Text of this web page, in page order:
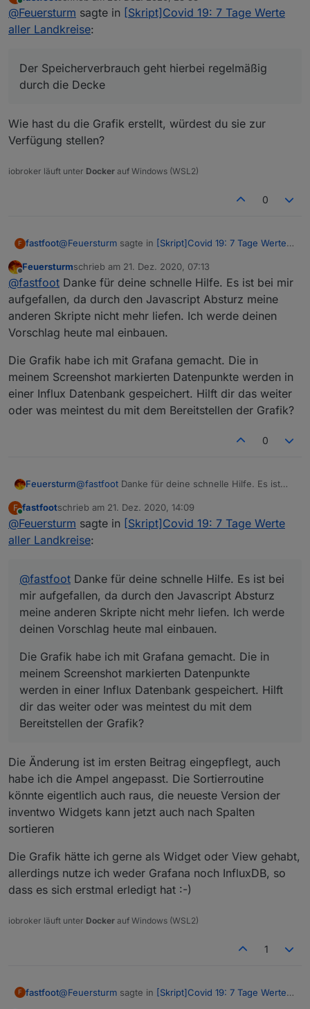
Fehler im Log abstürzt.
In den letzten Tagen hab ich angefagen alle
Heute um ca. 15:30 Uhr hab ich das Corona 7
Tages Skript (Version vom 7.11) aktiviert und
mittlerweile hat sich javascript wieder
hierbei regelmäßig durch die Decke teilweise bis
zu 1 GByte für die Instanz.
@fastfootWelche Javascript Version nutzt du?
Online zuletzt editiert von
@Feuersturm sagte in [Skript]Covid 19: 7 Tage Werte
aller Landkreise:
Der Speicherverbrauch geht hierbei regelmäßig
durch die Decke
Wie hast du die Grafik erstellt, würdest du sie zur
Verfügung stellen?
iobroker läuft unter Docker auf Windows (WSL2)
0
F fastfoot@Feuersturm sagte in [Skript]Covid 19: 7 Tage Werte
Der Speicherverbrauch geht hierbei regelmäßig
durch die Decke
Wie hast du die Grafik erstellt, würdest du sie zur
Verfügung stellen?
Offline
Feuersturmschrieb am 21. Dez. 2020, 07:13
zuletzt editiert von
@fastfoot Danke für deine schnelle Hilfe. Es ist bei mir
aufgefallen, da durch den Javascript Absturz meine
anderen Skripte nicht mehr liefen. Ich werde deinen
Vorschlag heute mal einbauen.
Die Grafik habe ich mit Grafana gemacht. Die in
meinem Screenshot markierten Datenpunkte werden in
einer Influx Datenbank gespeichert. Hilft dir das weiter
oder was meintest du mit dem Bereitstellen der Grafik?
0
Feuersturm@fastfoot Danke für deine schnelle Hilfe. Es ist
Absturz meine anderen Skripte nicht mehr liefen.
Ich werde deinen Vorschlag heute mal einbauen.
Die Grafik habe ich mit Grafana gemacht. Die in
meinem Screenshot markierten Datenpunkte
werden in einer Influx Datenbank gespeichert.
F
Online
fastfootschrieb am 21. Dez. 2020, 14:09
zuletzt editiert von
@Feuersturm sagte in [Skript]Covid 19: 7 Tage Werte
aller Landkreise:
@fastfoot Danke für deine schnelle Hilfe. Es ist bei
mir aufgefallen, da durch den Javascript Absturz
meine anderen Skripte nicht mehr liefen. Ich werde
deinen Vorschlag heute mal einbauen.
Die Grafik habe ich mit Grafana gemacht. Die in
meinem Screenshot markierten Datenpunkte
werden in einer Influx Datenbank gespeichert. Hilft
dir das weiter oder was meintest du mit dem
Bereitstellen der Grafik?
Die Änderung ist im ersten Beitrag eingepflegt, auch
habe ich die Ampel angepasst. Die Sortierroutine
könnte eigentlich auch raus, die neueste Version der
inventwo Widgets kann jetzt auch nach Spalten
sortieren
Die Grafik hätte ich gerne als Widget oder View gehabt,
allerdings nutze ich weder Grafana noch InfluxDB, so
dass es sich erstmal erledigt hat :-)
iobroker läuft unter Docker auf Windows (WSL2)
1
F fastfoot@Feuersturm sagte in [Skript]Covid 19: 7 Tage Werte